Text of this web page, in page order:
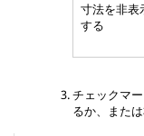
寸法を非表
する
チェックマ
るか、また